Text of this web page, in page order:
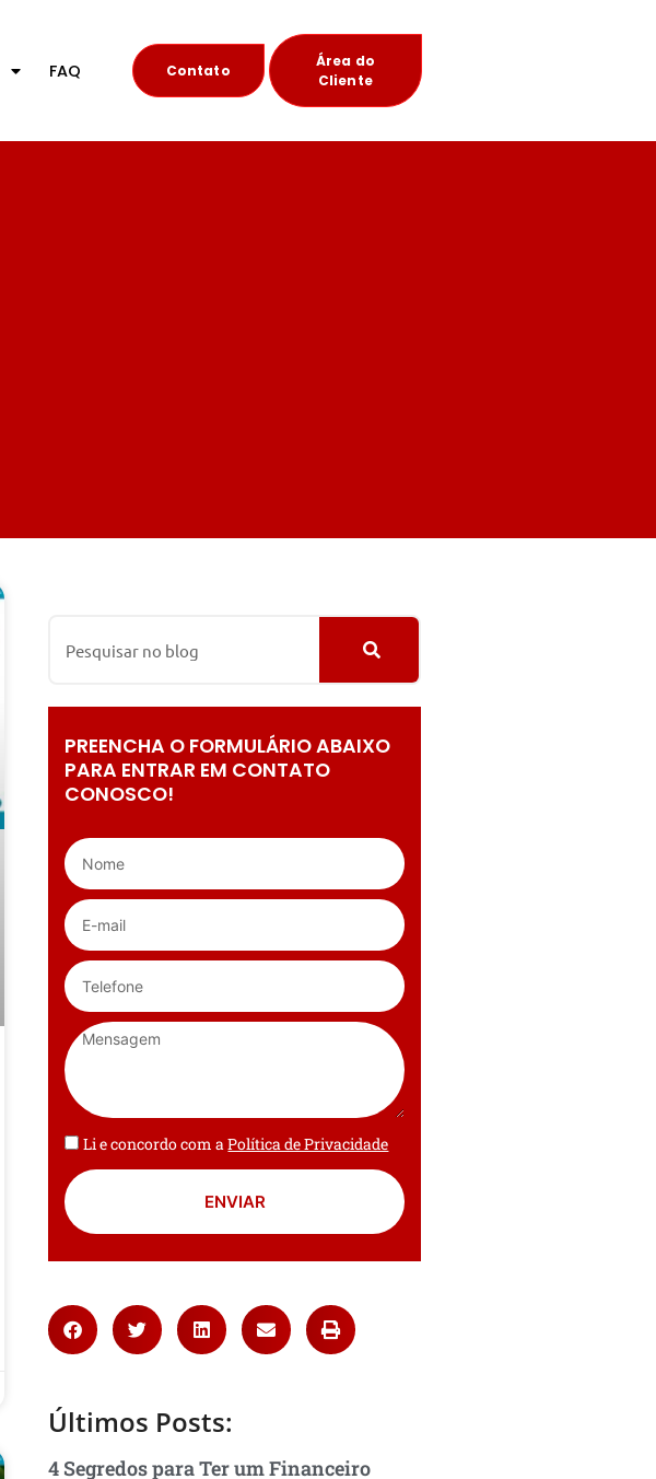
FAQ Contato
Área do
Cliente
PREENCHA O FORMULÁRIO ABAIXO
PARA ENTRAR EM CONTATO
CONOSCO!
Li e concordo com aPolítica de Privacidade
ENVIAR
Últimos Posts:
4 Segredos para Ter um Financeiro